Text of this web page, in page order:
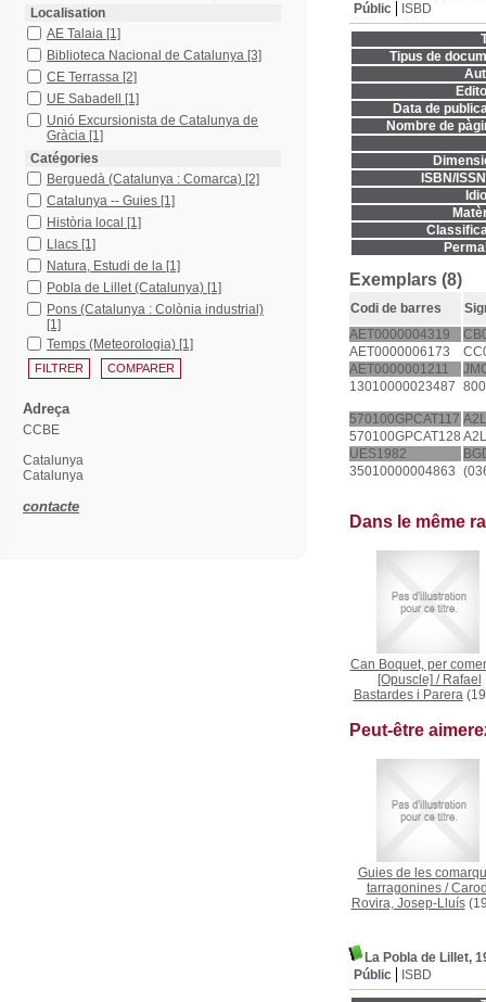
Públic
ISBD
Tipus de
Data de
Nombre de
ISBN/
Exemplars (8)
Codi de barres
AET0000004319
AET0000006173
AET0000001211
13010000023487
570100GPCAT117
570100GPCAT128
UES1982
35010000004863
Dans le même
Can Boquet, per
[Opuscle] / Rafael
Bastardes i Parera
Peut-être
Guies de les
tarragonines/
Rovira, Josep-Lluís
La Pobla de Lillet,
Públic
ISBD
Localisation
AE Talaia [1]
Biblioteca Nacional de Catalunya [3]
CE Terrassa [2]
UE Sabadell
[1]
Unió Excursionista de Catalunya de
Gràcia [1]
Catégories
Berguedà (Catalunya : Comarca) [2]
Catalunya -- Guies [1]
Història local [1]
Llacs [1]
Natura, Estudi de la [1]
Pobla de Lillet (Catalunya) [1]
Pons (Catalunya : Colònia industrial)
[1]
Temps (Meteorologia) [1]
Adreça
CCBE
Catalunya
Catalunya
contacte